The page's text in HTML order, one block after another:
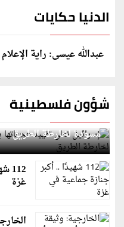
الدنيا حكايات
عبدالله عيسى: راية
شؤون فلسطينية
إسرائيل تعلن تقييد
مسودة لخارطة الطريق
غزة